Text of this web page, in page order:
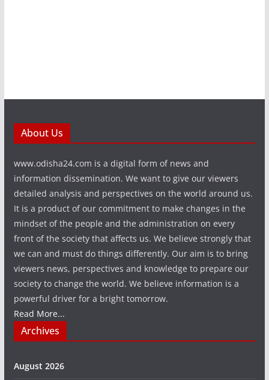
About Us
www.odisha24.com is a digital form of news and
information dissemination. We want to give our viewers
detailed analysis and perspectives on the world around us.
It is a product of our commitment to make changes in the
mindset of the people and the administration on every
front of the society that affects us. We believe strongly that
we can and must do things differently. Our aim is to bring
viewers news, perspectives and knowledge to prepare our
society to change the world. We believe information is a
powerful driver for a bright tomorrow.
Read More...
Archives
August 2026